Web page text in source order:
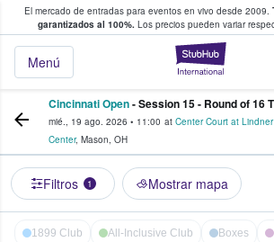
El mercado de entradas para eventos en vivo desde 2009.
garantizados al 100%. Los precios pueden variar
Menú
y venta de entradas entre
Cincinnati Open- Session 15 - Round of 16
mié., 19 ago. 2026 • 11:00 at Center Court at
Center, Mason, OH
Filtros 1 Mostrar mapa
1899 Club All-Inclusive Club Boxes